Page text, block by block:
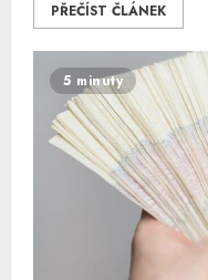
PŘEČÍST ČLÁNEK
5 minuty